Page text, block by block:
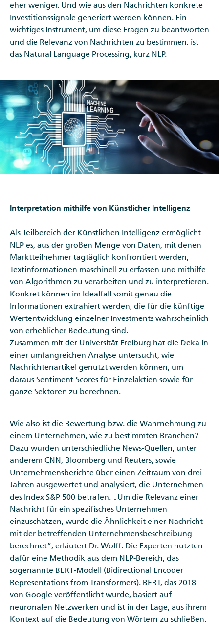
eher weniger. Und wie aus den Nachrichten konkrete
Investitionssignale generiert werden können. Ein
wichtiges Instrument, um diese Fragen zu beantworten
und die Relevanz von Nachrichten zu bestimmen, ist
das Natural Language Processing, kurz NLP.
Interpretation mithilfe von Künstlicher Intelligenz
Als Teilbereich der Künstlichen Intelligenz ermöglicht
NLP es, aus der großen Menge von Daten, mit denen
Marktteilnehmer tagtäglich konfrontiert werden,
Textinformationen maschinell zu erfassen und mithilfe
von Algorithmen zu verarbeiten und zu interpretieren.
Konkret können im Idealfall somit genau die
Informationen extrahiert werden, die für die künftige
Wertentwicklung einzelner Investments wahrscheinlich
von erheblicher Bedeutung sind.
Zusammen mit der Universität Freiburg hat die Deka in
einer umfangreichen Analyse untersucht, wie
Nachrichtenartikel genutzt werden können, um
daraus Sentiment-Scores für Einzelaktien sowie für
ganze Sektoren zu berechnen.
Wie also ist die Bewertung bzw. die Wahrnehmung zu
einem Unternehmen, wie zu bestimmten Branchen?
Dazu wurden unterschiedliche News-Quellen, unter
anderem CNN, Bloomberg und Reuters, sowie
Unternehmensberichte über einen Zeitraum von drei
Jahren ausgewertet und analysiert, die Unternehmen
des Index S&P 500 betrafen. „Um die Relevanz einer
Nachricht für ein spezifisches Unternehmen
einzuschätzen, wurde die Ähnlichkeit einer Nachricht
mit der betreffenden Unternehmensbeschreibung
berechnet“, erläutert Dr. Wolff. Die Experten nutzten
dafür eine Methodik aus dem NLP-Bereich, das
sogenannte BERT-Modell (Bidirectional Encoder
Representations from Transformers). BERT, das 2018
von Google veröffentlicht wurde, basiert auf
neuronalen Netzwerken und ist in der Lage, aus ihrem
Kontext auf die Bedeutung von Wörtern zu schließen.